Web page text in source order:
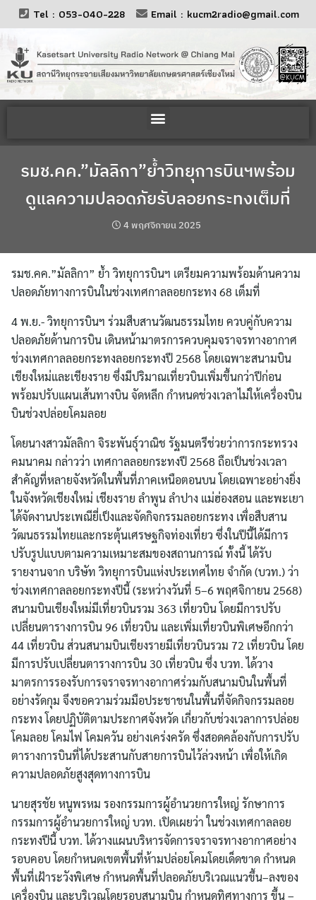
Tel : 053-040-228 Email : kucm2radio@gmail.com
รมช.คค.”มัลลิกา”ย้ำวิทยุการบินฯพร้อม
ดูแลความปลอดภัยรับลอยกระทงเต็มที่
4 พฤศจิกายน 2025
รมช.คค.”มัลลิกา” ย้ำ วิทยุการบินฯ เตรียมความพร้อมด้านความ
ปลอดภัยทางการบินในช่วงเทศกาลลอยกระทง 68 เต็มที่
4 พ.ย.- วิทยุการบินฯ ร่วมสืบสานวัฒนธรรมไทย ควบคู่กับความ
ปลอดภัยด้านการบิน เดินหน้ามาตรการควบคุมจราจรทางอากาศ
ช่วงเทศกาลลอยกระทงลอยกระทงปี 2568 โดยเฉพาะสนามบิน
เชียงใหม่และเชียงราย ซึ่งมีปริมาณเที่ยวบินเพิ่มขึ้นกว่าปีก่อน
พร้อมปรับแผนเส้นทางบิน จัดหลีก กำหนดช่วงเวลาไม่ให้เครื่องบิน
บินช่วงปล่อยโคมลอย
โดยนางสาวมัลลิกา จิระพันธุ์วาณิช รัฐมนตรีช่วยว่าการกระทรวง
คมนาคม กล่าวว่า เทศกาลลอยกระทงปี 2568 ถือเป็นช่วงเวลา
สำคัญที่หลายจังหวัดในพื้นที่ภาคเหนือตอนบน โดยเฉพาะอย่างยิ่ง
ในจังหวัดเชียงใหม่ เชียงราย ลำพูน ลำปาง แม่ฮ่องสอน และพะเยา
ได้จัดงานประเพณียี่เป็งและจัดกิจกรรมลอยกระทง เพื่อสืบสาน
วัฒนธรรมไทยและกระตุ้นเศรษฐกิจท่องเที่ยว ซึ่งในปีนี้ได้มีการ
ปรับรูปแบบตามความเหมาะสมของสถานการณ์ ทั้งนี้ ได้รับ
รายงานจาก บริษัท วิทยุการบินแห่งประเทศไทย จำกัด (บวท.) ว่า
ช่วงเทศกาลลอยกระทงปีนี้ (ระหว่างวันที่ 5–6 พฤศจิกายน 2568)
สนามบินเชียงใหม่มีเที่ยวบินรวม 363 เที่ยวบิน โดยมีการปรับ
เปลี่ยนตารางการบิน 96 เที่ยวบิน และเพิ่มเที่ยวบินพิเศษอีกกว่า
44 เที่ยวบิน ส่วนสนามบินเชียงรายมีเที่ยวบินรวม 72 เที่ยวบิน โดย
มีการปรับเปลี่ยนตารางการบิน 30 เที่ยวบิน ซึ่ง บวท. ได้วาง
มาตรการรองรับการจราจรทางอากาศร่วมกับสนามบินในพื้นที่
อย่างรัดกุม จึงขอความร่วมมือประชาชนในพื้นที่จัดกิจกรรมลอย
กระทง โดยปฏิบัติตามประกาศจังหวัด เกี่ยวกับช่วงเวลาการปล่อย
โคมลอย โคมไฟ โคมควัน อย่างเคร่งครัด ซึ่งสอดคล้องกับการปรับ
ตารางการบินที่ได้ประสานกับสายการบินไว้ล่วงหน้า เพื่อให้เกิด
ความปลอดภัยสูงสุดทางการบิน
นายสุรชัย หนูพรหม รองกรรมการผู้อำนวยการใหญ่ รักษาการ
กรรมการผู้อำนวยการใหญ่ บวท. เปิดเผยว่า ในช่วงเทศกาลลอย
กระทงปีนี้ บวท. ได้วางแผนบริหารจัดการจราจรทางอากาศอย่าง
รอบคอบ โดยกำหนดเขตพื้นที่ห้ามปล่อยโคมโดยเด็ดขาด กำหนด
พื้นที่เฝ้าระวังพิเศษ กำหนดพื้นที่ปลอดภัยบริเวณแนวขึ้น–ลงของ
เครื่องบิน และบริเวณโดยรอบสนามบิน กำหนดทิศทางการ ขึ้น –